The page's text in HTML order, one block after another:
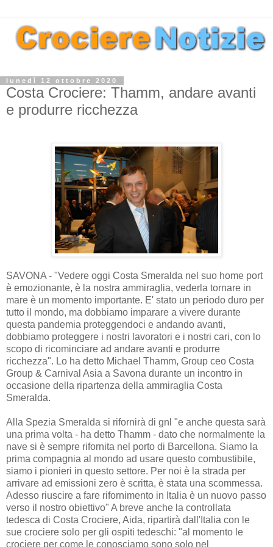
lunedì 12 ottobre 2020
Costa Crociere: Thamm, andare avanti
e produrre ricchezza
SAVONA - "Vedere oggi Costa Smeralda nel suo home port
è emozionante, è la nostra ammiraglia, vederla tornare in
mare è un momento importante. E' stato un periodo duro per
tutto il mondo, ma dobbiamo imparare a vivere durante
questa pandemia proteggendoci e andando avanti,
dobbiamo proteggere i nostri lavoratori e i nostri cari, con lo
scopo di ricominciare ad andare avanti e produrre
ricchezza". Lo ha detto Michael Thamm, Group ceo Costa
Group & Carnival Asia a Savona durante un incontro in
occasione della ripartenza della ammiraglia Costa
Smeralda.
Alla Spezia Smeralda si rifornirà di gnl "e anche questa sarà
una prima volta - ha detto Thamm - dato che normalmente la
nave si è sempre rifornita nel porto di Barcellona. Siamo la
prima compagnia al mondo ad usare questo combustibile,
siamo i pionieri in questo settore. Per noi è la strada per
arrivare ad emissioni zero è scritta, è stata una scommessa.
Adesso riuscire a fare rifornimento in Italia è un nuovo passo
verso il nostro obiettivo" A breve anche la controllata
tedesca di Costa Crociere, Aida, ripartirà dall'Italia con le
sue crociere solo per gli ospiti tedeschi: "al momento le
crociere per come le conosciamo sono solo nel